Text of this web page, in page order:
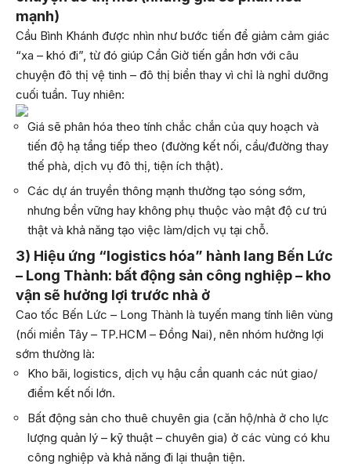
mạnh)
Cầu Bình Khánh được nhìn như bước tiến để giảm cảm giác
“xa – khó đi”, từ đó giúp Cần Giờ tiến gần hơn với câu
chuyện đô thị vệ tinh – đô thị biển thay vì chỉ là nghỉ dưỡng
cuối tuần. Tuy nhiên:
Giá sẽ phân hóa theo tính chắc chắn của quy hoạch và
tiến độ hạ tầng tiếp theo (đường kết nối, cầu/đường thay
thế phà, dịch vụ đô thị, tiện ích thật).
Các dự án truyền thông mạnh thường tạo sóng sớm,
nhưng bền vững hay không phụ thuộc vào mật độ cư trú
thật và khả năng tạo việc làm/dịch vụ tại chỗ.
3) Hiệu ứng “logistics hóa” hành lang Bến Lức
– Long Thành: bất động sản công nghiệp – kho
vận sẽ hưởng lợi trước nhà ở
Cao tốc Bến Lức – Long Thành là tuyến mang tính liên vùng
(nối miền Tây – TP.HCM – Đồng Nai), nên nhóm hưởng lợi
sớm thường là:
Kho bãi, logistics, dịch vụ hậu cần quanh các nút giao/
điểm kết nối lớn.
Bất động sản cho thuê chuyên gia (căn hộ/nhà ở cho lực
lượng quản lý – kỹ thuật – chuyên gia) ở các vùng có khu
công nghiệp và khả năng đi lại thuận tiện.